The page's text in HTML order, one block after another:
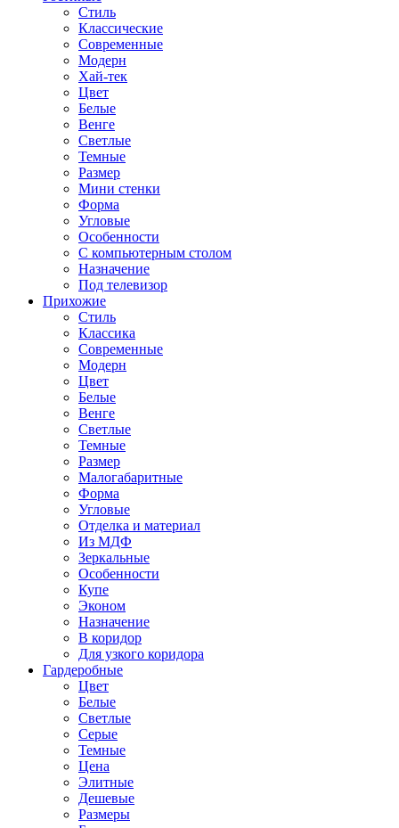
Стиль
Классические
Современные
Модерн
Хай-тек
Цвет
Белые
Венге
Светлые
Темные
Размер
Мини стенки
Форма
Угловые
Особенности
С компьютерным столом
Назначение
Под телевизор
Прихожие
Стиль
Классика
Современные
Модерн
Цвет
Белые
Венге
Светлые
Темные
Размер
Малогабаритные
Форма
Угловые
Отделка и материал
Из МДФ
Зеркальные
Особенности
Купе
Эконом
Назначение
В коридор
Для узкого коридора
Гардеробные
Цвет
Белые
Светлые
Серые
Темные
Цена
Элитные
Дешевые
Размеры